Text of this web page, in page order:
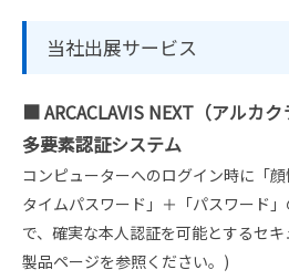
当社出展サービス
■ ARCACLAVIS NEXT（アルカ
多要素認証システム
コンピューターへのログイン時に「
タイムパスワード」＋「パスワード
で、確実な本人認証を可能とするセ
製品ページを参照ください。)